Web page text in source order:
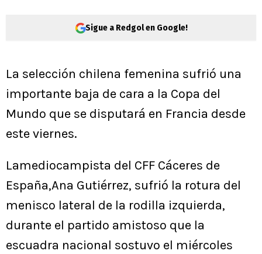
Sigue a Redgol en Google!
La selección chilena femenina sufrió una
importante baja de cara a la Copa del
Mundo que se disputará en Francia desde
este viernes.
Lamediocampista del CFF Cáceres de
España,Ana Gutiérrez, sufrió la rotura del
menisco lateral de la rodilla izquierda,
durante el partido amistoso que la
escuadra nacional sostuvo el miércoles